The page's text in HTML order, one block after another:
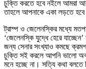
চুক্তি করতে হবে নইলে আমরা
তাহলে আপনাকে একা লড়তে
ট্রাম্প ও জেলেনস্কির মধ্যে
‘জেলেনস্কি যুদ্ধে হেরে
জন্য সেনার সংখ্যাও কমছে
চুক্তি সই করলে আপনি ভালো
মনে হচ্ছে না। সত্যি কথা